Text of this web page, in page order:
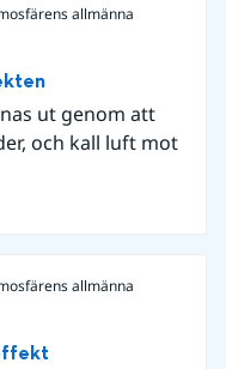
allmänna
ut genom att
och kall luft mot
allmänna